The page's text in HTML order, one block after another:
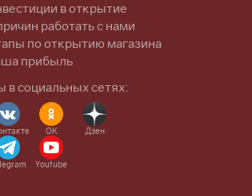
в открытие
работать с нами
по открытию магазина
прибыль
в социальных сетях:
OK Дзен
Youtube